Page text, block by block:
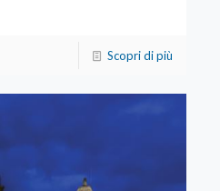
Scopri di più